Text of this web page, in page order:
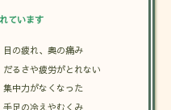
ています
の疲れ、奥の痛み
るさや疲労がとれない
集中力がなくなった
足の冷えやむくみ